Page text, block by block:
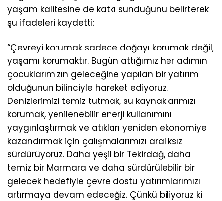
yaşam kalitesine de katkı sunduğunu belirterek
şu ifadeleri kaydetti:
“Çevreyi korumak sadece doğayı korumak değil,
yaşamı korumaktır. Bugün attığımız her adımın
çocuklarımızın geleceğine yapılan bir yatırım
olduğunun bilinciyle hareket ediyoruz.
Denizlerimizi temiz tutmak, su kaynaklarımızı
korumak, yenilenebilir enerji kullanımını
yaygınlaştırmak ve atıkları yeniden ekonomiye
kazandırmak için çalışmalarımızı aralıksız
sürdürüyoruz. Daha yeşil bir Tekirdağ, daha
temiz bir Marmara ve daha sürdürülebilir bir
gelecek hedefiyle çevre dostu yatırımlarımızı
artırmaya devam edeceğiz. Çünkü biliyoruz ki